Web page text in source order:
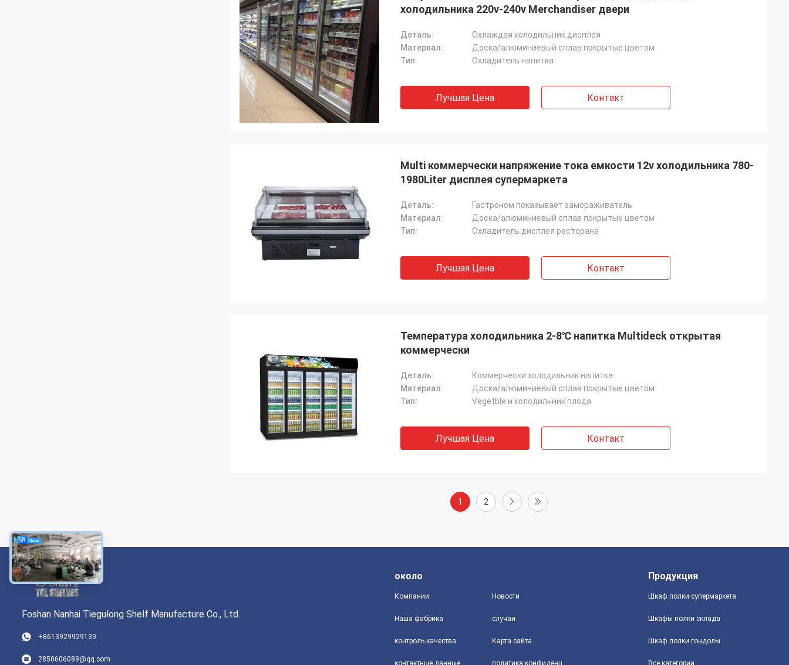
холодильника 220v-240v Merchandiser двери
Деталь:
Охлаждая холодильник дисплея
Материал:
Доска/алюминиевый сплав покрытые цветом
Тип:
Охладитель напитка
Лучшая Цена Контакт
Multi коммерчески напряжение тока емкости 12v холодильника 780-
1980Liter дисплея супермаркета
Деталь:
Гастроном показывает замораживатель
Материал:
Доска/алюминиевый сплав покрытые цветом
Тип:
Охладитель дисплея ресторана
Лучшая Цена Контакт
Температура холодильника 2-8℃ напитка Multideck открытая
коммерчески
Деталь:
Коммерчески холодильник напитка
Материал:
Доска/алюминиевый сплав покрытые цветом
Тип:
Vegetble и холодильник плода
Лучшая Цена Контакт
1 2
Foshan Nanhai Tiegulong Shelf Manufacture Co., Ltd.
+8613929929139
2850606089@qq.com
около
Компании
Наша фабрика
контроль качества
контактные данные
Новости
случаи
Карта сайта
Продукция
Шкаф полки супермаркета
Шкафы полки склада
Шкаф полки гондолы
Все категории